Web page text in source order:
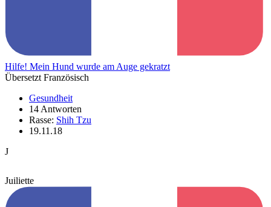
Hilfe! Mein Hund wurde am Auge gekratzt
Übersetzt Französisch
Gesundheit
14 Antworten
Rasse: Shih Tzu
19.11.18
J
Juiliette